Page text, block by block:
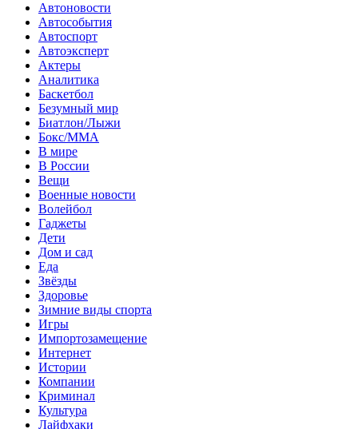
Автоновости
Автособытия
Автоспорт
Автоэксперт
Актеры
Аналитика
Баскетбол
Безумный мир
Биатлон/Лыжи
Бокс/MMA
В мире
В России
Вещи
Военные новости
Волейбол
Гаджеты
Дети
Дом и сад
Еда
Звёзды
Здоровье
Зимние виды спорта
Игры
Импортозамещение
Интернет
Истории
Компании
Криминал
Культура
Лайфхаки